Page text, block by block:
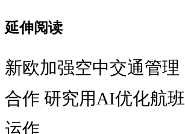
延伸阅读
新欧加强空中交通管理
合作 研究用AI优化航班
运作